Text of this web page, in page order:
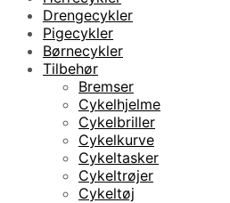
Drengecykler
Pigecykler
Børnecykler
Tilbehør
Bremser
Cykelhjelme
Cykelbriller
Cykelkurve
Cykeltasker
Cykeltrøjer
Cykeltøj